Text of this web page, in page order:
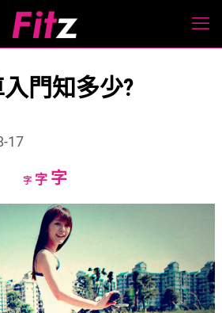
門知多少?
17
字Decrease
size.
字Reset
size.
字Increase
size.